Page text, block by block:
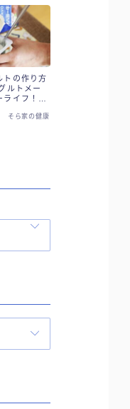
トの作り方
ルトメー
イフ！
そら家の健康